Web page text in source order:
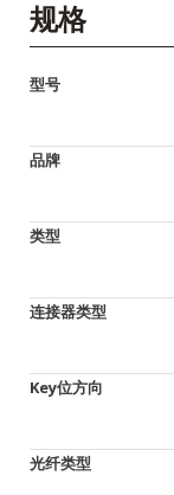
规格
型号
品牌
类型
连接器类型
Key位方向
光纤类型